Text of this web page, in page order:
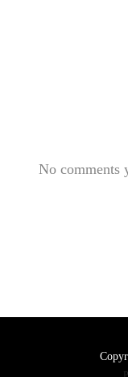
No comments